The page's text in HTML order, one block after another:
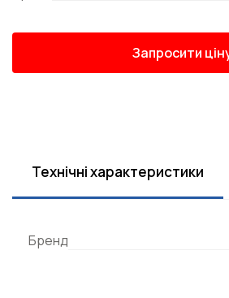
Запросити
Технічні характеристики
Бренд